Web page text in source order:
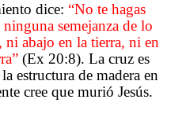
dice: “No te hagas
semejanza de lo
ni abajo en la tierra, ni en
(Ex 20:8). La cruz es
estructura de madera en
cree que murió Jesús.